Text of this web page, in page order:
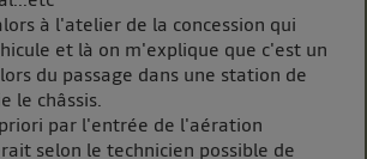
à l'atelier de la concession qui
et là on m'explique que c'est un
du passage dans une station de
le châssis.
par l'entrée de l'aération
selon le technicien possible de
associé à votre connexion internet.
les personnes utilisant la même
consenties se verront attribuer le
identifiant. En général :
foyer
(ex : Wi-Fi), la personnalisation sera basée
des membres du foyer ayant consentis.